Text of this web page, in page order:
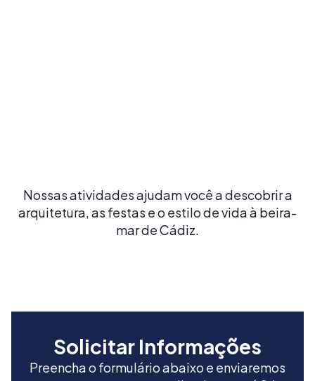
Nossas atividades ajudam você a descobrir a
arquitetura, as festas e o estilo de vida à beira-
mar de Cádiz.
Solicitar Informações
Preencha o formulário abaixo e enviaremos